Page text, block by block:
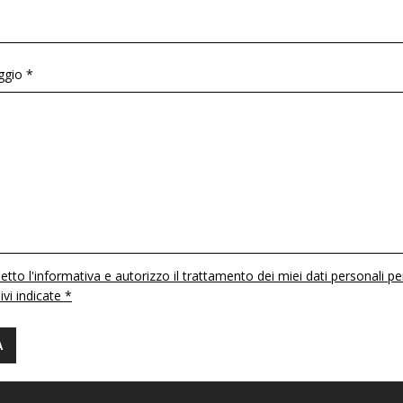
*
l'informativa e autorizzo il trattamento dei miei dati personali
indicate *